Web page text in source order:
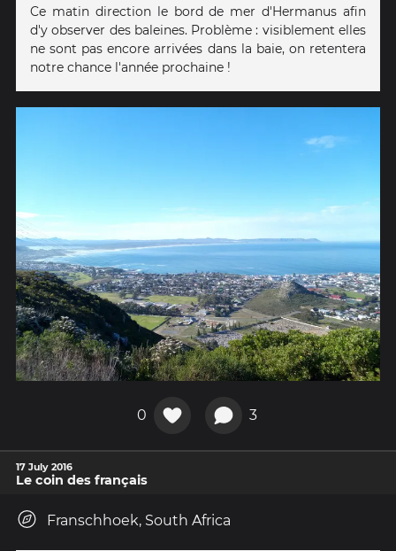
Ce matin direction le bord de mer d'Hermanus afin
d'y observer des baleines. Problème : visiblement elles
ne sont pas encore arrivées dans la baie, on retentera
notre chance l'année prochaine !
0 3
17 July 2016
Le coin des français
Franschhoek, South Africa